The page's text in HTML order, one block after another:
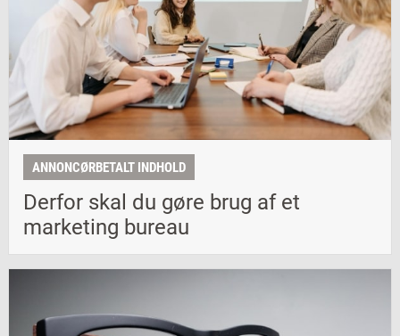
ANNONCØRBETALT INDHOLD
Derfor skal du gøre brug af et
marketing bureau